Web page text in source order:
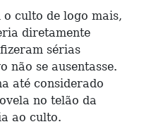
culto de logo mais,
diretamente
sérias
não se ausentasse.
até considerado
no telão da
ao culto.